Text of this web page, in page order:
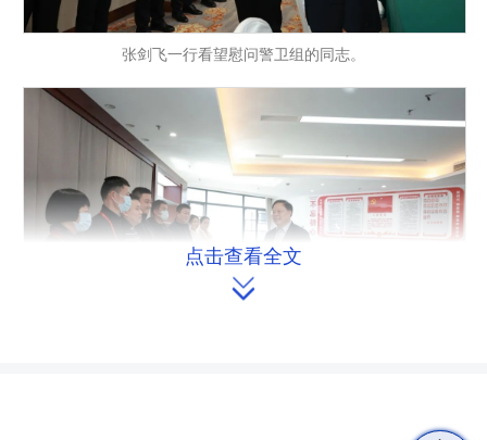
张剑飞一行看望慰问警卫组的同志。
点击查看全文
